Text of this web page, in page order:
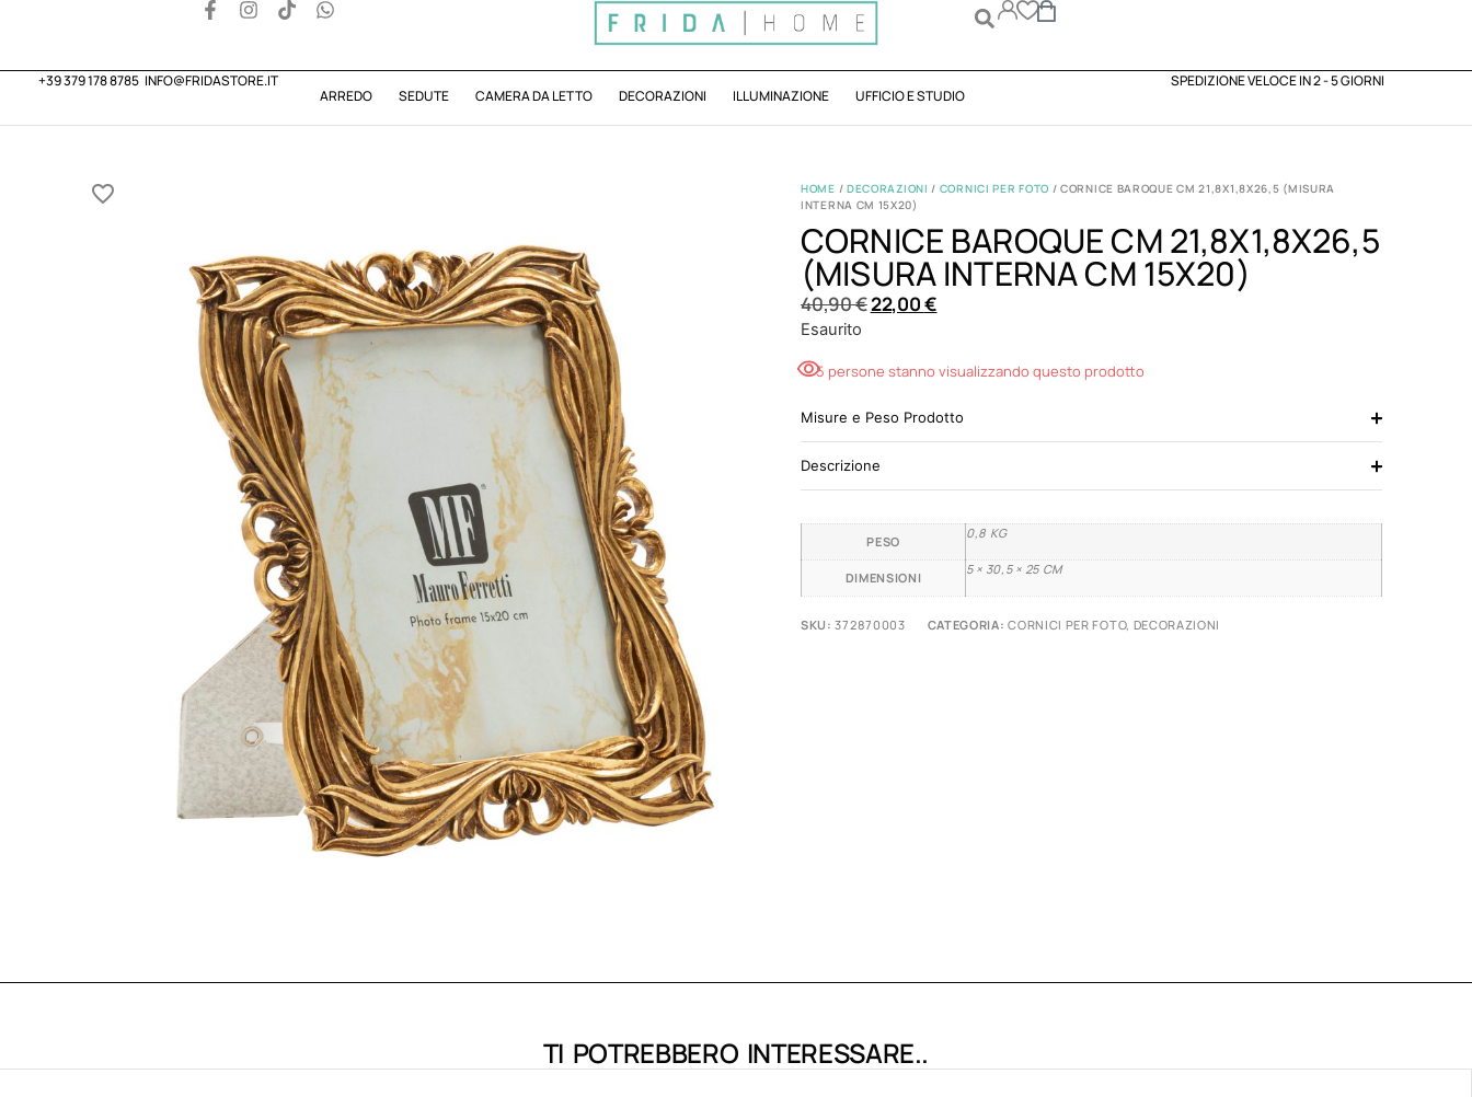
+39 379 178 8785 INFO@FRIDASTORE.IT
ARREDO
SEDUTE CAMERA DA LETTO DECORAZIONI ILLUMINAZIONE UFFICIO E STUDIO
SPEDIZIONE VELOCE IN 2 - 5 GIORNI
HOME / DECORAZIONI / CORNICI PER FOTO / CORNICE BAROQUE CM 21,8X1,8X26,5 (MISURA
INTERNA CM 15X20)
CORNICE BAROQUE CM 21,8X1,8X26,5
(MISURA INTERNA CM 15X20)
40,90€22,00€
Esaurito
5 persone stanno visualizzando questo prodotto
Misure e Peso Prodotto
Descrizione
PESO
0,8 KG
DIMENSIONI
5 × 30,5 × 25 CM
SKU:372870003 CATEGORIA: CORNICI PER FOTO, DECORAZIONI
TI POTREBBERO INTERESSARE..